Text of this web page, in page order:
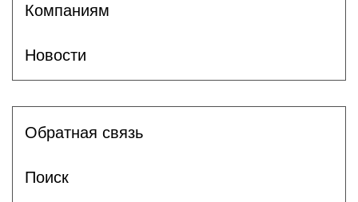
Компаниям
Новости
Обратная связь
Поиск